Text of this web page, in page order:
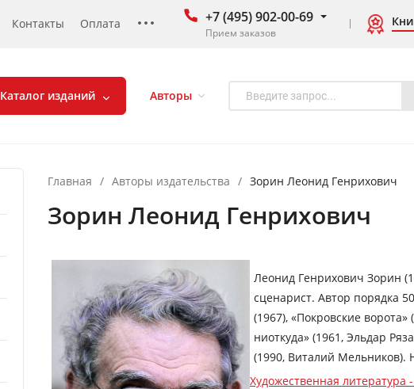
Контакты Оплата +7 (495) 902-00-69
Прием заказов
Каталог изданий Авторы
Главная / Авторы издательства / Зорин Леонид Генрихович
Зорин Леонид Генрихович
Леонид Генрихович Зорин
сценарист. Автор порядка
(1967), «Покровские
ниоткуда» (1961, Эльдар
(1990, Виталий Мельников).
Художественная